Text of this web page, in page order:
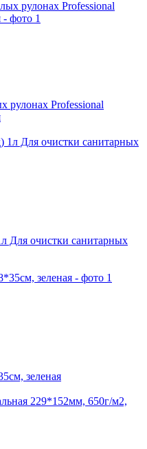
рулонах Professional
Для очистки санитарных
зеленая